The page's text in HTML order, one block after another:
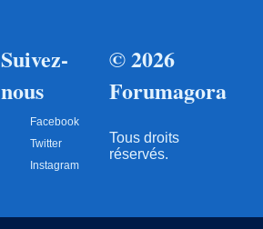
Suivez-
nous
Facebook
Twitter
Instagram
© 2026
Forumagora
Tous droits
réservés.